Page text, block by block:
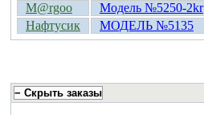
M@rgoo
Модель №5250-2kr
Нафтусик
МОДЕЛЬ №5135